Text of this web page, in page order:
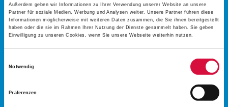
Außerdem geben wir Informationen zu Ihrer Verwendung unserer Website an unsere
Partner für soziale Medien, Werbung und Analysen weiter. Unsere Partner führen diese
Informationen möglicherweise mit weiteren Daten zusammen, die Sie ihnen bereitgestellt
haben oder die sie im Rahmen Ihrer Nutzung der Dienste gesammelt haben. Sie geben
Einwilligung zu unseren Cookies, wenn Sie unsere Webseite weiterhin nutzen.
Notwendig
Präferenzen
IHRE SPENDE
FÜR
HILFSPROJEKTE